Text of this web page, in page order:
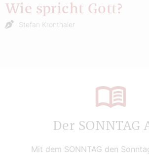
Wie spricht Gott?
Stefan Kronthaler
Der SONNTAG
Mit dem SONNTAG den